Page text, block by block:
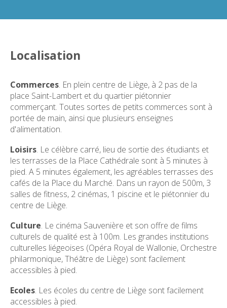
Localisation
Commerces. En plein centre de Liège, à 2 pas de la
place Saint-Lambert et du quartier piétonnier
commerçant. Toutes sortes de petits commerces sont à
portée de main, ainsi que plusieurs enseignes
d'alimentation.
Loisirs. Le célèbre carré, lieu de sortie des étudiants et
les terrasses de la Place Cathédrale sont à 5 minutes à
pied. A 5 minutes également, les agréables terrasses des
cafés de la Place du Marché. Dans un rayon de 500m, 3
salles de fitness, 2 cinémas, 1 piscine et le piétonnier du
centre de Liège.
Culture. Le cinéma Sauvenière et son offre de films
culturels de qualité est à 100m. Les grandes institutions
culturelles liégeoises (Opéra Royal de Wallonie, Orchestre
philarmonique, Théâtre de Liège) sont facilement
accessibles à pied.
Ecoles. Les écoles du centre de Liège sont facilement
accessibles à pied.